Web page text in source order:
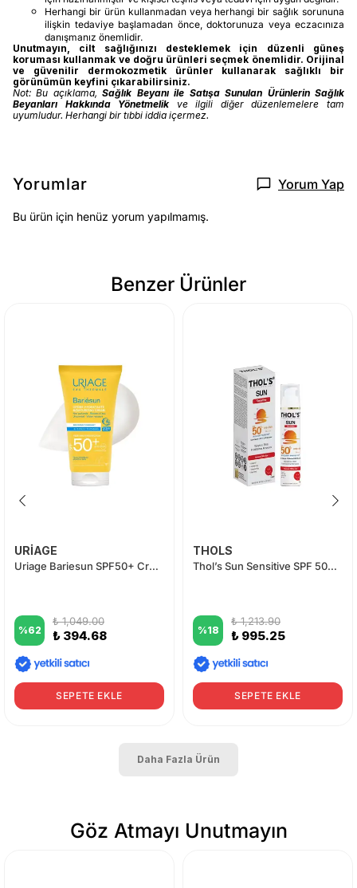
Herhangi bir ürün kullanmadan veya herhangi bir sağlık sorununa
ilişkin tedaviye başlamadan önce, doktorunuza veya eczacınıza
danışmanız önemlidir.
Unutmayın, cilt sağlığınızı desteklemek için düzenli güneş
koruması kullanmak ve doğru ürünleri seçmek önemlidir. Orijinal
ve güvenilir dermokozmetik ürünler kullanarak sağlıklı bir
görünümün keyfini çıkarabilirsiniz.
Not: Bu açıklama,Sağlık Beyanı ile Satışa Sunulan Ürünlerin Sağlık
Beyanları Hakkında Yönetmelik ve ilgili diğer düzenlemelere tam
uyumludur. Herhangi bir tıbbi iddia içermez.
Yorumlar Yorum Yap
Bu ürün için henüz yorum yapılmamış.
Benzer Ürünler
URİAGE
Uriage Bariesun SPF50+ Cream 50 ml
%62
₺ 1,049.00
₺ 394.68
SEPETE EKLE
THOLS
Thol’s Sun Sensitive SPF 50+ Kızarıklık Karşıtı Yatıştırıcı Fluid Güneş Koruyucu 50 ml
%18
₺ 1,213.90
₺ 995.25
SEPETE EKLE
Daha Fazla Ürün
Göz Atmayı Unutmayın